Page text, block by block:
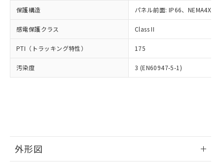
保護構造 パネル前面: IP66、NEMA4X,
感電保護クラス Class II
PTI（トラッキング特性） 175
汚染度 3 (EN60947-5-1)
外形図
示しないようお願いします。
マイパーツ機能（部品リスト作成サー
ビス）をご利用いただくには、I-Web
メンバーズにご登録されている必要が
あります。
お客様が当ウェブサイト上で当社にご
登録された部品リストについて、当社
および当社の共同利用者が、当社の製
部品在庫の切り替え状況などにより、予定
月が前後することがあります。
※3 非含有証明書ダウンロード
※本証明書は発行日時点で非含有を証明す
るもので、過去に遡って非含有を証明する
「10」：通常の使用状況下において有害物
質が外部に漏えいし、環境に深刻な影響を
及ぼさない年数を意味します。
い合わせください。
該第三者に通知します。また当社は、
販売先および販売に係わる関係者が違
り引きをいたしません。
白
受注生産機種、また在庫状況の
情報を公開していない機種